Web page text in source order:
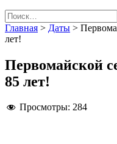
Найти:
Главная > Даты >
лет!
Первомайской
85 лет!
Просмотры: 284